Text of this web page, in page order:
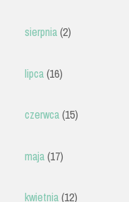
sierpnia(2)
lipca(16)
czerwca(15)
maja(17)
kwietnia(12)